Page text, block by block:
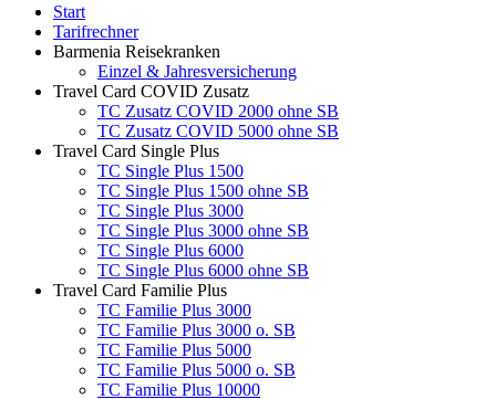
Start
Tarifrechner
Barmenia Reisekranken
Einzel & Jahresversicherung
Travel Card COVID Zusatz
TC Zusatz COVID 2000 ohne SB
TC Zusatz COVID 5000 ohne SB
Travel Card Single Plus
TC Single Plus 1500
TC Single Plus 1500 ohne SB
TC Single Plus 3000
TC Single Plus 3000 ohne SB
TC Single Plus 6000
TC Single Plus 6000 ohne SB
Travel Card Familie Plus
TC Familie Plus 3000
TC Familie Plus 3000 o. SB
TC Familie Plus 5000
TC Familie Plus 5000 o. SB
TC Familie Plus 10000